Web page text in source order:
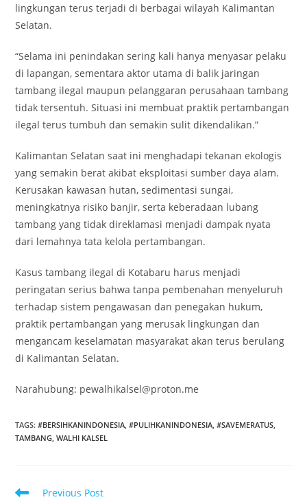
lingkungan terus terjadi di berbagai wilayah Kalimantan
Selatan.
“Selama ini penindakan sering kali hanya menyasar pelaku
di lapangan, sementara aktor utama di balik jaringan
tambang ilegal maupun pelanggaran perusahaan tambang
tidak tersentuh. Situasi ini membuat praktik pertambangan
ilegal terus tumbuh dan semakin sulit dikendalikan.”
Kalimantan Selatan saat ini menghadapi tekanan ekologis
yang semakin berat akibat eksploitasi sumber daya alam.
Kerusakan kawasan hutan, sedimentasi sungai,
meningkatnya risiko banjir, serta keberadaan lubang
tambang yang tidak direklamasi menjadi dampak nyata
dari lemahnya tata kelola pertambangan.
Kasus tambang ilegal di Kotabaru harus menjadi
peringatan serius bahwa tanpa pembenahan menyeluruh
terhadap sistem pengawasan dan penegakan hukum,
praktik pertambangan yang merusak lingkungan dan
mengancam keselamatan masyarakat akan terus berulang
di Kalimantan Selatan.
Narahubung: pewalhikalsel@proton.me
TAGS:#BERSIHKANINDONESIA #PULIHKANINDONESIA #SAVEMERATUS
TAMBANG WALHI KALSEL
Read
Previous Post